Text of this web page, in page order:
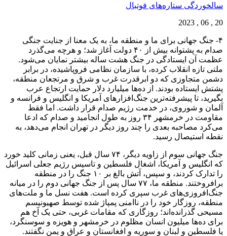
سالخوردگی ستاره‌های فوتبال
20 , 06 , 2023
۴- جنگ جهانی برای ما و منطقه ما، به یک معنا از جنایت جنگی
صدام به پشتوانه بیش از ۴۰ دولت آغاز شد؛ و هرچه می‌گذرد
عظمت آن ایستادگی در جنگ هشت ساله بیشتر نمایان می‌شود.
ملتی تازه انقلاب کرده، با سازمان نظامی فروپاشیده، در برابر
دشمن متجاوزی که دو ابرقدرت غرب و شرق و مرتجعان منطقه،
پشتش ایستاده بودند. از ده‌ها میلیارد دلار حمایت ارتجاع عرب
بگیرید، تا پیشرفته‌ترین جنگ‌افزارهای آمریکا و انگلیس و فرانسه و
آلمان و شوروی، در خدمت رژیم صدام قرار داشت. اما فقط
مقاومت در خرمشهر ۳۴ روز به طول انجامید و صدام که ادعا
می‌کرد مصاحبه بعدی را چند روز دیگر در تهران انجام می‌دهد، به
نقطه استیصال رسید.
جنگ جهانی سوم از زاویه دیگر، ۷۴ سال قبل، یعنی زمانی کلید خورد
که انگلیس و آمریکا،‌ اشغال فلسطین و تاسیس رژیم جعلی اسرائیل
را تدارک کردند، و سپس، آتش بالغ بر ۱۰ جنگ را در منطقه
برافروختند. منطقه ما، ۷۷ سال پس از جنگ جهانی دوم را در میانه
جنگ‌افروزی‌های غرب سپری کرده است. هفت نسل ما و ملت‌های
منطقه، روزگار خود را در ناامنی پمپاژ شده توسط صهیونیسم
مسیحی گذرانده‌اند؛ روزگاری که مقامات غربی، حتی یک آخ هم
برای ده‌ها میلیون انسان مظلوم در خرمشهر و هویزه و سوسنگرد،
یا فلسطین و لبنان و سوریه و افغانستان و عراق و یمن نگفتند.